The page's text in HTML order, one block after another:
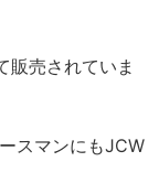
販売されていま
スマンにもJCW